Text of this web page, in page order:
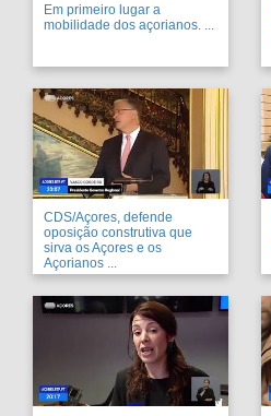
Em primeiro lugar a
mobilidade dos açorianos. ...
CDS/Açores, defende
oposição construtiva que
sirva os Açores e os
Açorianos ...